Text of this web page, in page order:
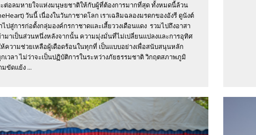
ต่อลมหายใจแห่งมนุษยชาติให้กับผู้ที่ต้องการมากที่สุด ทั้งหมดนี้ล้วน
วันนี้ เนื่องในวันกาชาดโลก เราเฉลิมฉลองมรดกของอังรี ดูนังต์
ปสู่การก่อตั้งกลุ่มองค์กรกาชาดและเสี้ยววงเดือนแดง รวมไปถึงอาสา
มาเป็นส่วนหนึ่งหลังจากนั้น ความมุ่งมั่นที่ไม่เปลี่ยนแปลงและการอุทิศ
ความช่วยเหลือผู้เดือดร้อนในทุกที่ เป็นแบบอย่างเพื่อสนับสนุนหลัก
เวลา ไม่ว่าจะเป็นปฏิบัติการในระหว่างภัยธรรมชาติ วิกฤตสภาพภูมิ
ขัดแย้ง ...